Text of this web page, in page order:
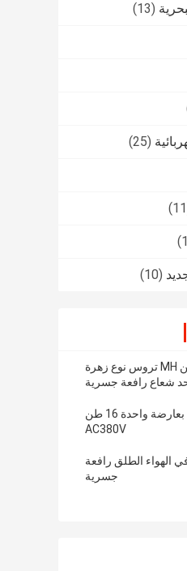
(13)
(25)
(10)
10 طن 20 طن MH تروس نوع زهرة
شعاع رافعة جسرية
رافعة جسرية بعارضة واحدة 16 طن
AC380V
في الهواء الطلق رافعة
جسرية